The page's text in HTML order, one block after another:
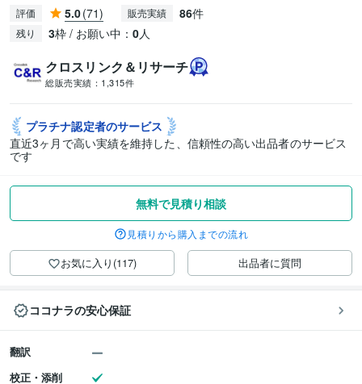
評価 5.0(71) 販売実績 86件
残り 3枠 / お願い中： 0人
クロスリンク＆リサーチ
総販売実績： 1,315件
プラチナ認定者のサービス
直近3ヶ月で高い実績を維持した、信頼性の高い出品者のサービス
です
無料で見積り相談
見積りから購入までの流れ
お気に入り(117) 出品者に質問
ココナラの安心保証
翻訳
校正・添削